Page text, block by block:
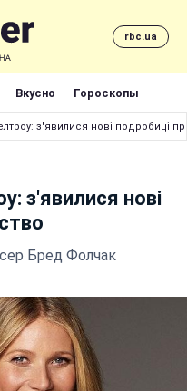
rbc.ua
Вкусно Гороскопы
з'явилися нові подробиці
з'явилися нові
Бред Фолчак